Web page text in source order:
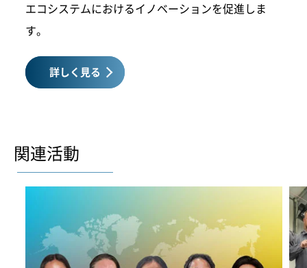
エコシステムにおけるイノベーションを促進しま
す。
詳しく見る
関連活動